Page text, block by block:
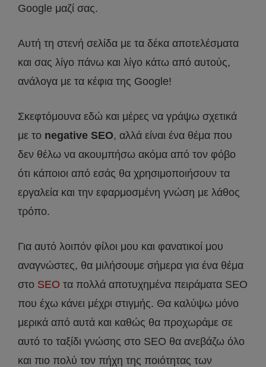
Google μαζί σας.
Αυτή τη στενή σελίδα με τα δέκα αποτελέσματα
και σας λίγο πάνω και λίγο κάτω από αυτούς,
ανάλογα με τα κέφια της Google!
Σκεφτόμουνα εδώ και μέρες να γράψω σχετικά
με το negative SEO, αλλά είναι ένα θέμα που
δεν θέλω να ακουμπήσω ακόμα από τον φόβο
ότι κάποιοι από εσάς θα χρησιμοποιήσουν τα
εργαλεία και την εφαρμοσμένη γνώση με λάθος
τρόπο.
Για αυτό λοιπόν φίλοι μου και φανατικοί μου
αναγνώστες, θα μιλήσουμε σήμερα για ένα θέμα
στο SEO τα πολλά αποτυχημένα πειράματα SEO
που έχω κάνει μέχρι στιγμής. Θα καλύψω μόνο
μερικά από αυτά και καθώς θα προχωράμε σε
αυτό το ταξίδι γνώσης στο SEO θα ανεβάζω όλο
και πιο πολύ τον πήχη της ποιότητας των